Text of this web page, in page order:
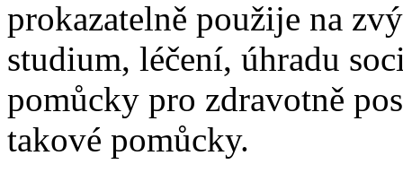
prokazatelně použije na
studium, léčení, úhradu
pomůcky pro zdravotně
takové pomůcky.